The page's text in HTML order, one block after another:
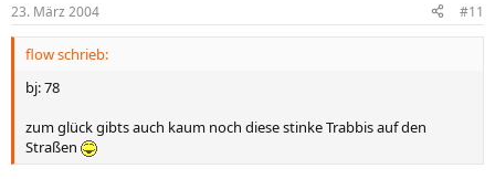
23. März 2004 #11
flow schrieb:
bj: 78
zum glück gibts auch kaum noch diese stinke Trabbis auf den
Straßen